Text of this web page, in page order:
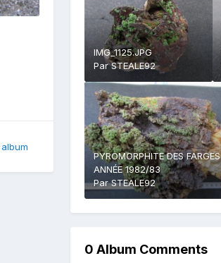
IMG_1125.JPG
ParSTEALE92
PYROMORPHITE DES FARGES
ANNÉE 1982/83
ParSTEALE92
0 Album Comments